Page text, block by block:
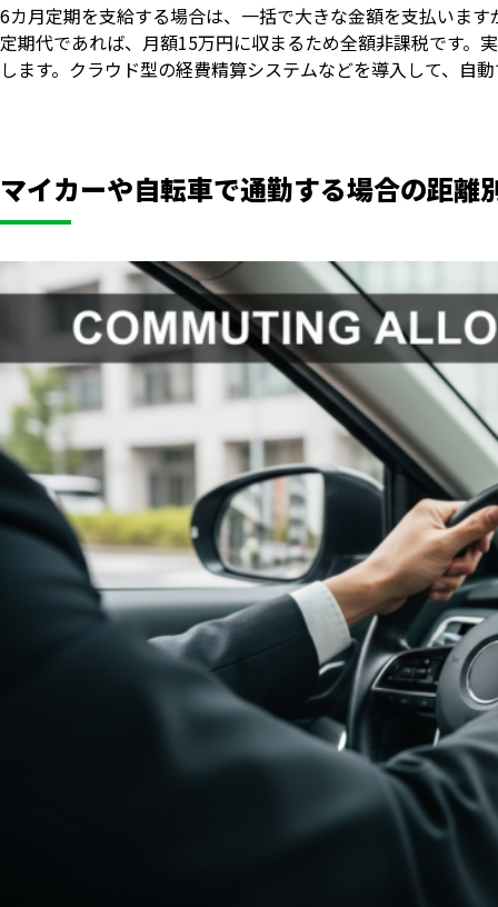
6カ月定期を支給する場合は、一括で大きな金額を支払いま
定期代であれば、月額15万円に収まるため全額非課税です
します。クラウド型の経費精算システムなどを導入して、自
マイカーや自転車で通勤する場合の距離